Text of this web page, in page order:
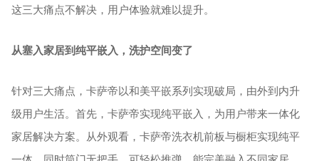
这三大痛点不解决，用户体验就难以提升。
从塞入家居到纯平嵌入，洗护空间变了
针对三大痛点，卡萨帝以和美平嵌系列实现破局，由外到内升
级用户生活。首先，卡萨帝实现纯平嵌入，为用户带来一体化
家居解决方案。从外观看，卡萨帝洗衣机前板与橱柜实现纯平